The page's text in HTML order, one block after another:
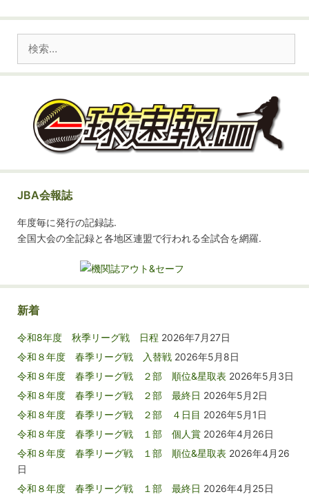
JBA会報誌
年度毎に発行の記録誌.
全国大会の全記録と各地区連盟で行われる全試合を網羅.
新着
令和8年度 秋季リーグ戦 日程 2026年7月27日
令和８年度 春季リーグ戦 入替戦 2026年5月8日
令和８年度 春季リーグ戦 ２部 順位&星取表 2026年5月3日
令和８年度 春季リーグ戦 ２部 最終日 2026年5月2日
令和８年度 春季リーグ戦 ２部 ４日目 2026年5月1日
令和８年度 春季リーグ戦 １部 個人賞 2026年4月26日
令和８年度 春季リーグ戦 １部 順位&星取表 2026年4月26
日
令和８年度 春季リーグ戦 １部 最終日 2026年4月25日